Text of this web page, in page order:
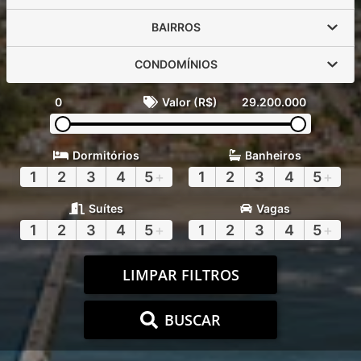
BAIRROS
CONDOMÍNIOS
0 Valor (R$) 29.200.000
Dormitórios
1 2 3 4 5+
Banheiros
1 2 3 4 5+
Suítes
1 2 3 4 5+
Vagas
1 2 3 4 5+
LIMPAR FILTROS
BUSCAR